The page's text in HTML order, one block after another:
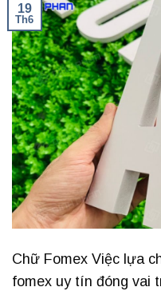
19
Th6
Chữ Fomex Việc lựa
fomex uy tín đóng vai